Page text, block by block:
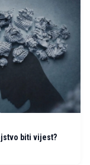
biti vijest?